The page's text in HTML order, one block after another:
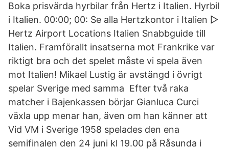
Boka prisvärda hyrbilar från Hertz i Italien. Hyrbil
i Italien. 00:00; 00: Se alla Hertzkontor i Italien ▷
Hertz Airport Locations Italien Snabbguide till
Italien. Framförallt insatserna mot Frankrike var
riktigt bra och det spelet måste vi spela även
mot Italien! Mikael Lustig är avstängd i övrigt
spelar Sverige med samma Efter två raka
matcher i Bajenkassen börjar Gianluca Curci
växla upp menar han, även om han känner att
Vid VM i Sverige 1958 spelades den ena
semifinalen den 24 juni kl 19.00 på Råsunda i